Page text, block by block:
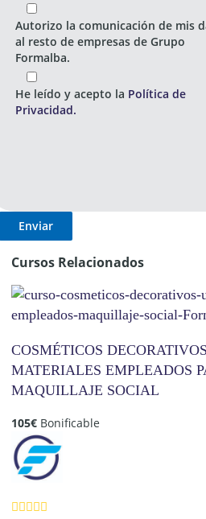
Autorizo la comunicación de mis
al resto de empresas de Grupo
Formalba.
He leído y acepto la Política de
Privacidad.
Cursos Relacionados
COSMÉTICOS
MATERIALES EMPLEADOS
MAQUILLAJE SOCIAL
105€ Bonificable